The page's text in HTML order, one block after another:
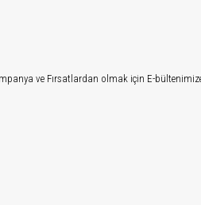
ve Fırsatlardan olmak için E-